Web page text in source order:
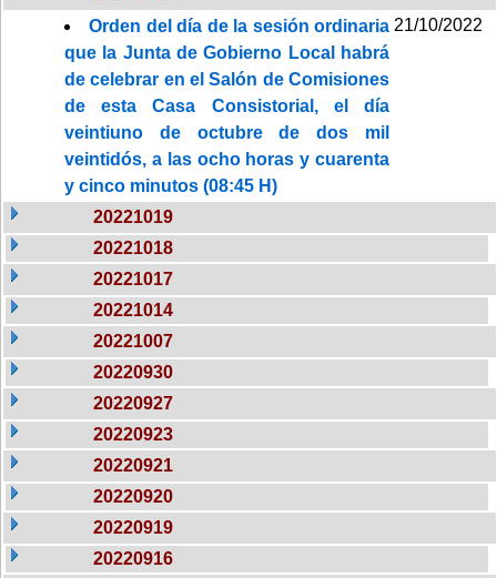
Orden del día de la sesión ordinaria
que la Junta de Gobierno Local habrá
de celebrar en el Salón de Comisiones
de esta Casa Consistorial, el día
veintiuno de octubre de dos mil
veintidós, a las ocho horas y cuarenta
y cinco minutos (08:45 H)
21/10/2022
20221019
20221018
20221017
20221014
20221007
20220930
20220927
20220923
20220921
20220920
20220919
20220916